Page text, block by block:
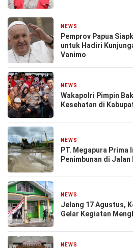
NEWS
Pemprov Papua
untuk Hadiri
Vanimo
NEWS
Wakapolri Pimpin
Kesehatan di
NEWS
PT. Megapura
Penimbunan di
NEWS
Jelang 17 Agustus,
Gelar Kegiatan
NEWS